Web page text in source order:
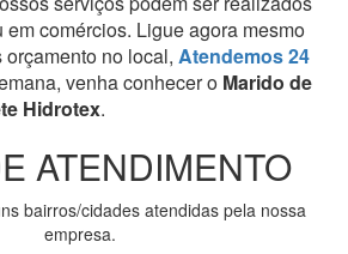
comércios. Ligue agora mesmo
no local, Atendemos 24
venha conhecer o Marido de
Hidrotex.
ATENDIMENTO
bairros/cidades atendidas pela nossa
empresa.